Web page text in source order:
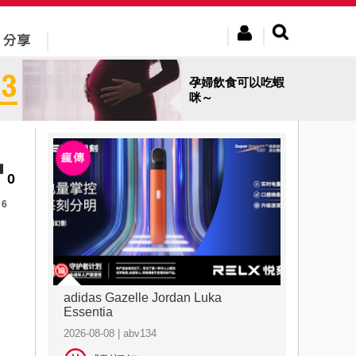
孕婦飲食可以吃蝦
咪～
0
6
adidas Gazelle Jordan Luka
Essentia
2026-08-08 | abv134